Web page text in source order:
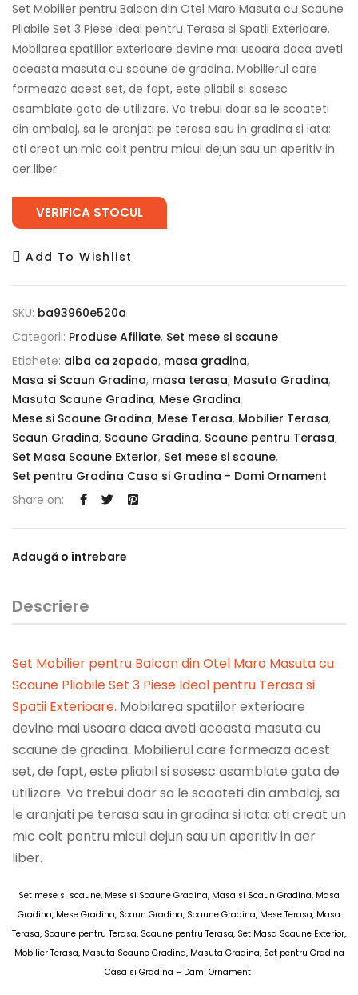
Set Mobilier pentru Balcon din Otel Maro Masuta cu Scaune
Pliabile Set 3 Piese Ideal pentru Terasa si Spatii Exterioare.
Mobilarea spatiilor exterioare devine mai usoara daca aveti
aceasta masuta cu scaune de gradina. Mobilierul care
formeaza acest set, de fapt, este pliabil si sosesc
asamblate gata de utilizare. Va trebui doar sa le scoateti
din ambalaj, sa le aranjati pe terasa sau in gradina si iata:
ati creat un mic colt pentru micul dejun sau un aperitiv in
aer liber.
VERIFICA STOCUL
Add To Wishlist
SKU: ba93960e520a
Categorii: Produse Afiliate, Set mese si scaune
Etichete: alba ca zapada, masa gradina,
Masa si Scaun Gradina, masa terasa, Masuta Gradina,
Masuta Scaune Gradina, Mese Gradina,
Mese si Scaune Gradina, Mese Terasa, Mobilier Terasa,
Scaun Gradina, Scaune Gradina, Scaune pentru Terasa,
Set Masa Scaune Exterior, Set mese si scaune,
Set pentru Gradina Casa si Gradina - Dami Ornament
Share on:
Adaugă o întrebare
Descriere
Set Mobilier pentru Balcon din Otel Maro Masuta cu
Scaune Pliabile Set 3 Piese Ideal pentru Terasa si
Spatii Exterioare. Mobilarea spatiilor exterioare
devine mai usoara daca aveti aceasta masuta cu
scaune de gradina. Mobilierul care formeaza acest
set, de fapt, este pliabil si sosesc asamblate gata de
utilizare. Va trebui doar sa le scoateti din ambalaj, sa
le aranjati pe terasa sau in gradina si iata: ati creat un
mic colt pentru micul dejun sau un aperitiv in aer
liber.
Set mese si scaune, Mese si Scaune Gradina, Masa si Scaun Gradina, Masa
Gradina, Mese Gradina, Scaun Gradina, Scaune Gradina, Mese Terasa, Masa
Terasa, Scaune pentru Terasa, Scaune pentru Terasa, Set Masa Scaune Exterior,
Mobilier Terasa, Masuta Scaune Gradina, Masuta Gradina, Set pentru Gradina
Casa si Gradina – Dami Ornament